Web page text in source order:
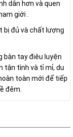
dân hơn và quen
giới .
bị đủ và chất lượng
bàn tay điêu luyện
tận tình và tỉ mỉ, du
toàn mới để tiếp
đêm.